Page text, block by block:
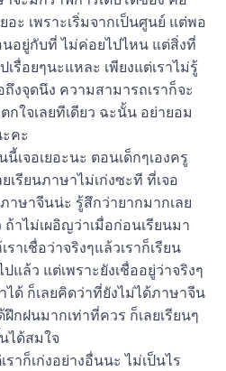
อะ เพราะเริ่มจากเป็นศูนย์ แต่พอ
อยู่กับที่ ไม่ค่อยไปไหน แต่สิ่งที่
เรื่อยๆนะแหละ เพียงแต่เราไม่รู้
งจุดนึง ความสามารถเราก็จะ
กใจเลยทีเดียว ฉะนั้น อย่ายอม
คะ
นี้เจอเยอะนะ ตอนเด็กๆเองครู
รียนภาษาไม่เก่งซะที ที่เจอ
าษาจีนน่ะ รู้สึกว่ายากมากเลย
ถ้าไม่เผอิญว่าเมื่อก่อนเรียนมา
าเชื่อว่าจริงๆแล้วเราก็เรียน
แล้ว แต่เพราะยังเชื่ออยู่ว่าจริงๆ
ได้ ก็เลยคิดว่าที่ยังไม่ได้ภาษาจีน
ฝึกฝนมากเท่าที่ควร ก็เลยเรียนๆ
ได้สมใจ
ราก็เก่งอย่างอื่นนะ ไม่เป็นไร